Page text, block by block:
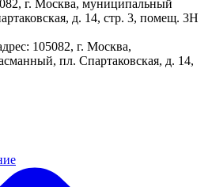
г. Москва, муниципальный
д. 14, стр. 3, помещ. 3Н
105082, г. Москва,
пл. Спартаковская, д. 14,